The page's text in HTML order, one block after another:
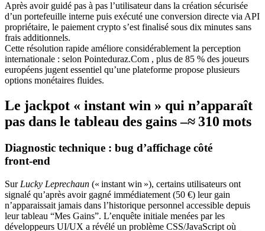
Après avoir guidé pas à pas l’utilisateur dans la création sécurisée
d’un portefeuille interne puis exécuté une conversion directe via API
propriétaire, le paiement crypto s’est finalisé sous dix minutes sans
frais additionnels.
Cette résolution rapide améliore considérablement la perception
internationale : selon Pointeduraz.Com , plus de 85 % des joueurs
européens jugent essentiel qu’une plateforme propose plusieurs
options monétaires fluides.
Le jackpot « instant win » qui n’apparaît
pas dans le tableau des gains –≈ 310 mots
Diagnostic technique : bug d’affichage côté
front‑end
Sur Lucky Leprechaun (« instant win »), certains utilisateurs ont
signalé qu’après avoir gagné immédiatement (50 €) leur gain
n’apparaissait jamais dans l’historique personnel accessible depuis
leur tableau “Mes Gains”. L’enquête initiale menées par les
développeurs UI/UX a révélé un problème CSS/JavaScript où